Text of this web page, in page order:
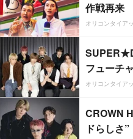
作戦再来
オリコンタイア
フューチ
オリコンタイア
CROWN
ドらしさ”